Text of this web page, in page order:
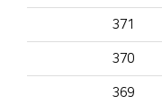
371
370
369